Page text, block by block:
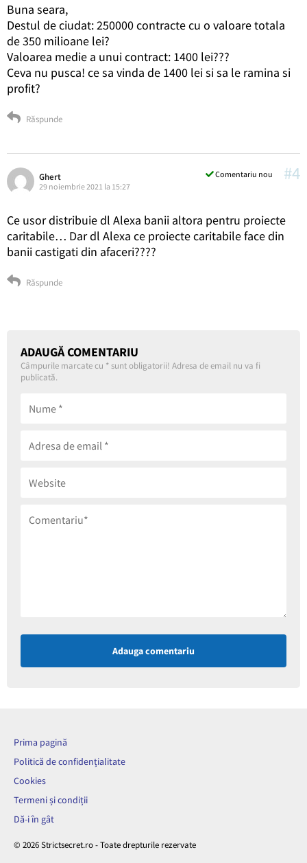
Buna seara,
Destul de ciudat: 250000 contracte cu o valoare totala
de 350 milioane lei?
Valoarea medie a unui contract: 1400 lei???
Ceva nu pusca! ce sa vinda de 1400 lei si sa le ramina si
profit?
Răspunde
#4
Comentariu nou
Ghert
29 noiembrie 2021 la 15:27
Ce usor distribuie dl Alexa banii altora pentru proiecte
caritabile… Dar dl Alexa ce proiecte caritabile face din
banii castigati din afaceri????
Răspunde
ADAUGĂ COMENTARIU
Câmpurile marcate cu *sunt obligatorii! Adresa de email nu va fi
publicată.
Adauga comentariu
Prima pagină
Politică de confidențialitate
Cookies
Termeni și condiții
Dă-i în gât
© 2026 Strictsecret.ro - Toate drepturile rezervate